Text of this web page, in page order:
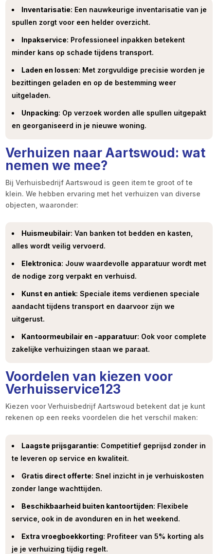
Inventarisatie: Een nauwkeurige inventarisatie van je
spullen zorgt voor een helder overzicht.​
Inpakservice: Professioneel inpakken betekent
minder kans op schade tijdens transport.​
Laden en lossen: Met zorgvuldige precisie worden je
bezittingen geladen en op de bestemming weer
uitgeladen.​
Unpacking: Op verzoek worden alle spullen uitgepakt
en georganiseerd in je nieuwe woning.​
Verhuizen naar Aartswoud: wat
nemen we mee?
Bij Verhuisbedrijf Aartswoud is geen item te groot of te
klein.​ We hebben ervaring met het verhuizen van diverse
objecten, waaronder:
Huismeubilair: Van banken tot bedden en kasten,
alles wordt veilig vervoerd.​
Elektronica: Jouw waardevolle apparatuur wordt met
de nodige zorg verpakt en verhuisd.​
Kunst en antiek: Speciale items verdienen speciale
aandacht tijdens transport en daarvoor zijn we
uitgerust.​
Kantoormeubilair en -apparatuur: Ook voor complete
zakelijke verhuizingen staan we paraat.​
Voordelen van kiezen voor
Verhuisservice123
Kiezen voor Verhuisbedrijf Aartswoud betekent dat je kunt
rekenen op een reeks voordelen die het verschil maken:
Laagste prijsgarantie: Competitief geprijsd zonder in
te leveren op service en kwaliteit.​
Gratis direct offerte: Snel inzicht in je verhuiskosten
zonder lange wachttijden.​
Beschikbaarheid buiten kantoortijden: Flexibele
service, ook in de avonduren en in het weekend.​
Extra vroegboekkorting: Profiteer van 5% korting als
je je verhuizing tijdig regelt.​